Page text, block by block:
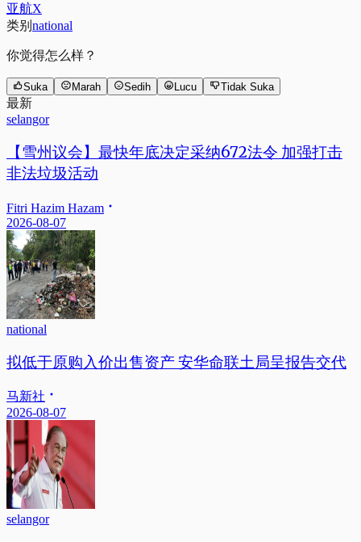
亚航X
类别 national
你觉得怎么样？
Suka Marah Sedih Lucu Tidak Suka
最新
selangor
【雪州议会】最快年底决定采纳672法令 加强打击
非法垃圾活动
Fitri Hazim Hazam
2026-08-07
national
拟低于原购入价出售资产 安华命联土局呈报告交代
马新社
2026-08-07
selangor